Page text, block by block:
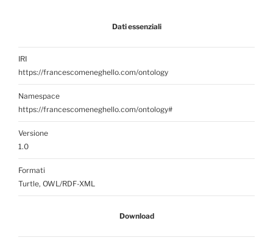
Dati essenziali
IRI
https://francescomeneghello.com/ontology
Namespace
https://francescomeneghello.com/ontology#
Versione
1.0
Formati
Turtle, OWL/RDF-XML
Download